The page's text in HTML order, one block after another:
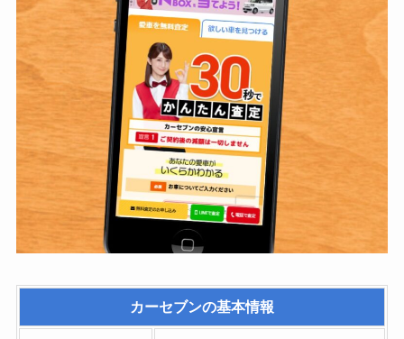
時間に来られないの
がわかった時点で連
絡がほしかったで
す。
カーセブンの基本情報